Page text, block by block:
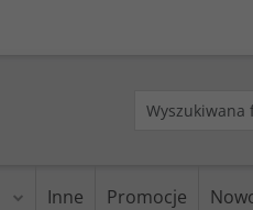
Inne Promocje